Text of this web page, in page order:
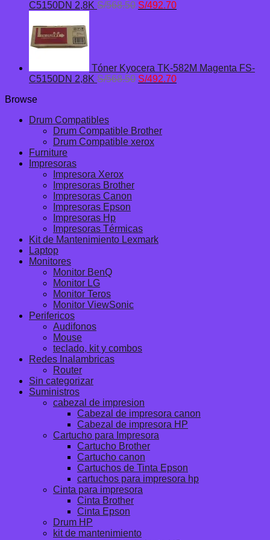
C5150DN 2,8K S/568.50 El
S/492.70El
Tóner Kyocera TK-582M Magenta FS-
C5150DN 2,8K S/568.50 El
S/492.70El
Browse
Drum Compatibles
Drum Compatible Brother
Drum Compatible xerox
Furniture
Impresoras
Impresora Xerox
Impresoras Brother
Impresoras Canon
Impresoras Epson
Impresoras Hp
Impresoras Térmicas
Kit de Mantenimiento Lexmark
Laptop
Monitores
Monitor BenQ
Monitor LG
Monitor Teros
Monitor ViewSonic
Perifericos
Audifonos
Mouse
teclado, kit y combos
Redes Inalambricas
Router
Sin categorizar
Suministros
cabezal de impresion
Cabezal de impresora canon
Cabezal de impresora HP
Cartucho para Impresora
Cartucho Brother
Cartucho canon
Cartuchos de Tinta Epson
cartuchos para impresora hp
Cinta para impresora
Cinta Brother
Cinta Epson
Drum HP
kit de mantenimiento